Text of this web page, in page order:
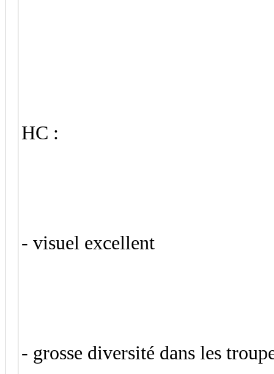
HC :
- visuel excellent
- grosse diversité dans les